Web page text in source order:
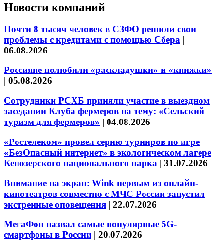
Новости компаний
Почти 8 тысяч человек в СЗФО решили свои
проблемы с кредитами с помощью Сбера |
06.08.2026
Россияне полюбили «раскладушки» и «книжки»
| 05.08.2026
Сотрудники РСХБ приняли участие в выездном
заседании Клуба фермеров на тему: «Сельский
туризм для фермеров» | 04.08.2026
«Ростелеком» провел серию турниров по игре
«БезОпасный интернет» в экологическом лагере
Кенозерского национального парка | 31.07.2026
Внимание на экран: Wink первым из онлайн-
кинотеатров совместно с МЧС России запустил
экстренные оповещения | 22.07.2026
МегаФон назвал самые популярные 5G-
смартфоны в России | 20.07.2026